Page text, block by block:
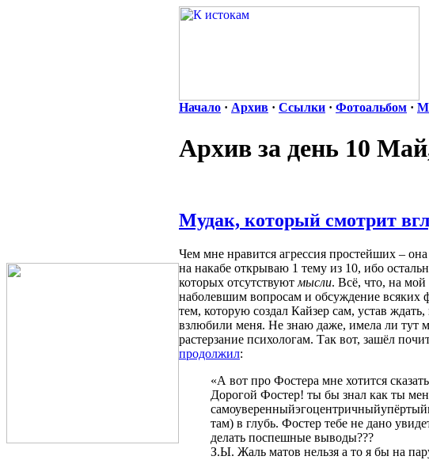
Начало · Архив · Ссылки · Фотоальбом ·
Архив за день 10
Мудак, который смотрит
Чем мне нравится агрессия простейших –
на накабе открываю 1 тему из 10, ибо
которых отсутствуют мысли. Всё, что, на мой
наболевшим вопросам и обсуждение
тем, которую создал Кайзер сам, устав
взлюбили меня. Не знаю даже, имела ли тут
растерзание психологам. Так вот, зашёл
продолжил:
«А вот про Фостера мне хотится
Дорогой Фостер! ты бы знал как ты
там) в глубь. Фостер тебе не дано
делать поспешные выводы???
З.Ы. Жаль матов нельзя а то я бы на